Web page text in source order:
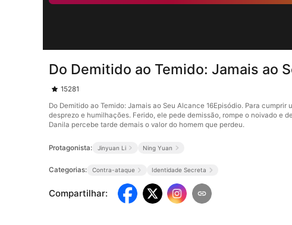
Do Demitido ao Temido: Jamais ao
15281
Do Demitido ao Temido: Jamais ao Seu Alcance 16Episódio. Para
desprezo e humilhações. Ferido, ele pede demissão, rompe o noivado e
Danila percebe tarde demais o valor do homem que perdeu.
Protagonista: Jinyuan Li Ning Yuan
Categorias: Contra-ataque Identidade Secreta
Compartilhar: